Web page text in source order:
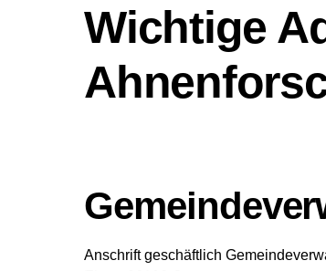
Wichtige
Anschrift geschäftlich